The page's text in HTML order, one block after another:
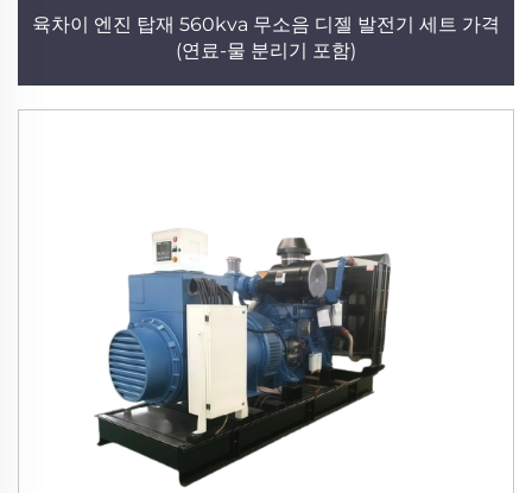
육차이 엔진 탑재 560kva 무소음 디젤 발전기 세트 가격
(연료-물 분리기 포함)